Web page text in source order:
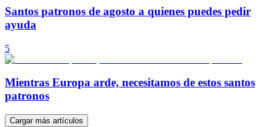
Santos patronos de agosto a quienes puedes pedir
ayuda
5
Mientras Europa arde, necesitamos de estos santos
patronos
Cargar más artículos